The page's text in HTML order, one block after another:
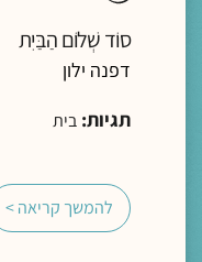
סוֹד שְׁלוֹם הַבַּיִת
דפנה ילון
תגיות: בית
להמשך קריאה >